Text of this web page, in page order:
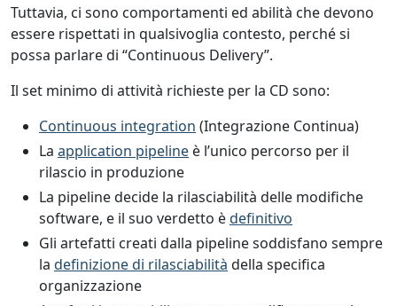
Tuttavia, ci sono comportamenti ed abilità che devono
essere rispettati in qualsivoglia contesto, perché si
possa parlare di “Continuous Delivery”.
Il set minimo di attività richieste per la CD sono:
Continuous integration (Integrazione Continua)
La application pipeline è l’unico percorso per il
rilascio in produzione
La pipeline decide la rilasciabilità delle modifiche
software, e il suo verdetto èdefinitivo
Gli artefatti creati dalla pipeline soddisfano sempre
la definizione di rilasciabilità della specifica
organizzazione